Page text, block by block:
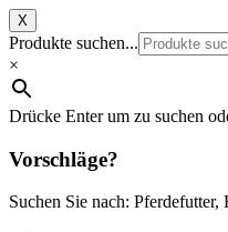
X
Produkte suchen...
×
Drücke Enter um zu suchen
Vorschläge?
Suchen Sie nach: